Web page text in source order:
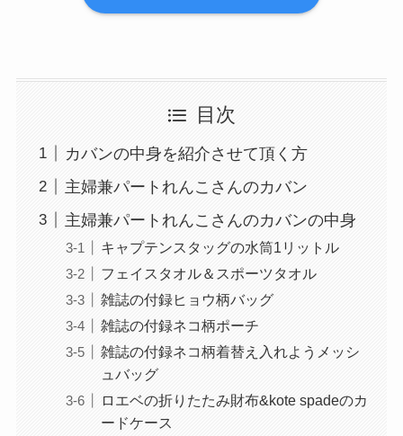
目次
カバンの中身を紹介させて頂く方
主婦兼パートれんこさんのカバン
主婦兼パートれんこさんのカバンの中身
キャプテンスタッグの水筒1リットル
フェイスタオル＆スポーツタオル
雑誌の付録ヒョウ柄バッグ
雑誌の付録ネコ柄ポーチ
雑誌の付録ネコ柄着替え入れようメッシ
ュバッグ
ロエベの折りたたみ財布&kote spadeのカ
ードケース